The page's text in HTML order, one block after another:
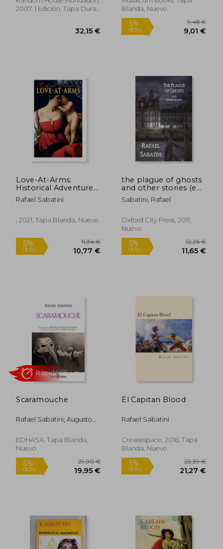
2007, 1 Edición, Tapa Dura,
Blanda, Nuevo
5%
Love-At-Arms:
Historical Adventure
Novel (en Inglés)
Rafael Sabatini
, 2021, Tapa Blanda, Nuevo
10,77 €
the plague of ghosts
and other stories (en
Inglés)
Sabatini, Rafael
Oxford City Press, 2011,
Nuevo
Scaramouche
Rafael Sabatini; Augusto
EDHASA, Tapa Blanda,
Nuevo
El Capitan Blood
Rafael Sabatini
Createspace, 2016, Tapa
Blanda, Nuevo